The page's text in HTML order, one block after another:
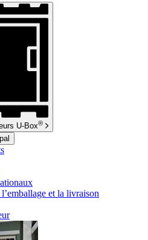
U-Box®
et la livraison